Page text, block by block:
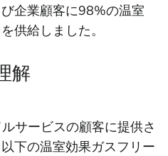
企業顧客に98%の温室
供給しました。
解
サービスの顧客に提供さ
下の温室効果ガスフリー